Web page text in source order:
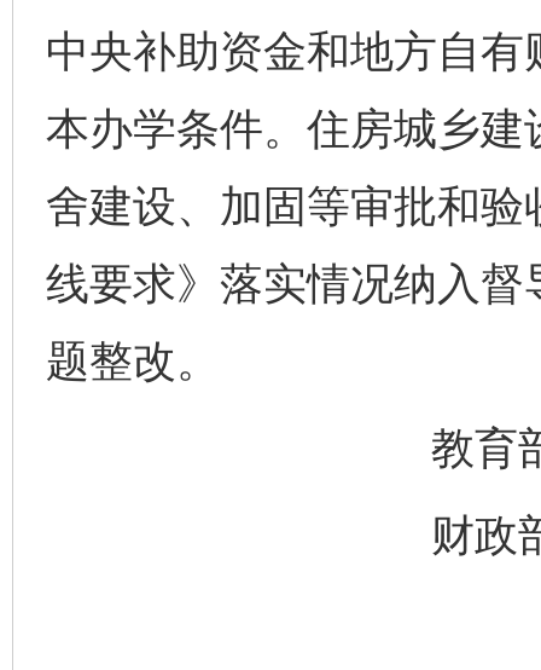
中央补助资金和地方自
本办学条件。住房城乡
舍建设、加固等审批和
线要求》落实情况纳入
题整改。
教育部
财政部